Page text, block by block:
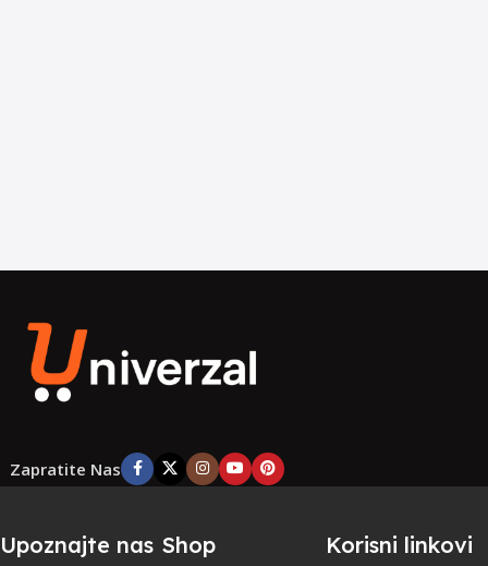
Zapratite Nas
Upoznajte nas Shop Korisni linkovi